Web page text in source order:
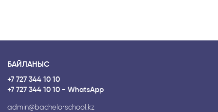
БАЙЛАНЫС
+7 727 344 10 10
+7 727 344 10 10 - WhatsApp
admin@bachelorschool.kz